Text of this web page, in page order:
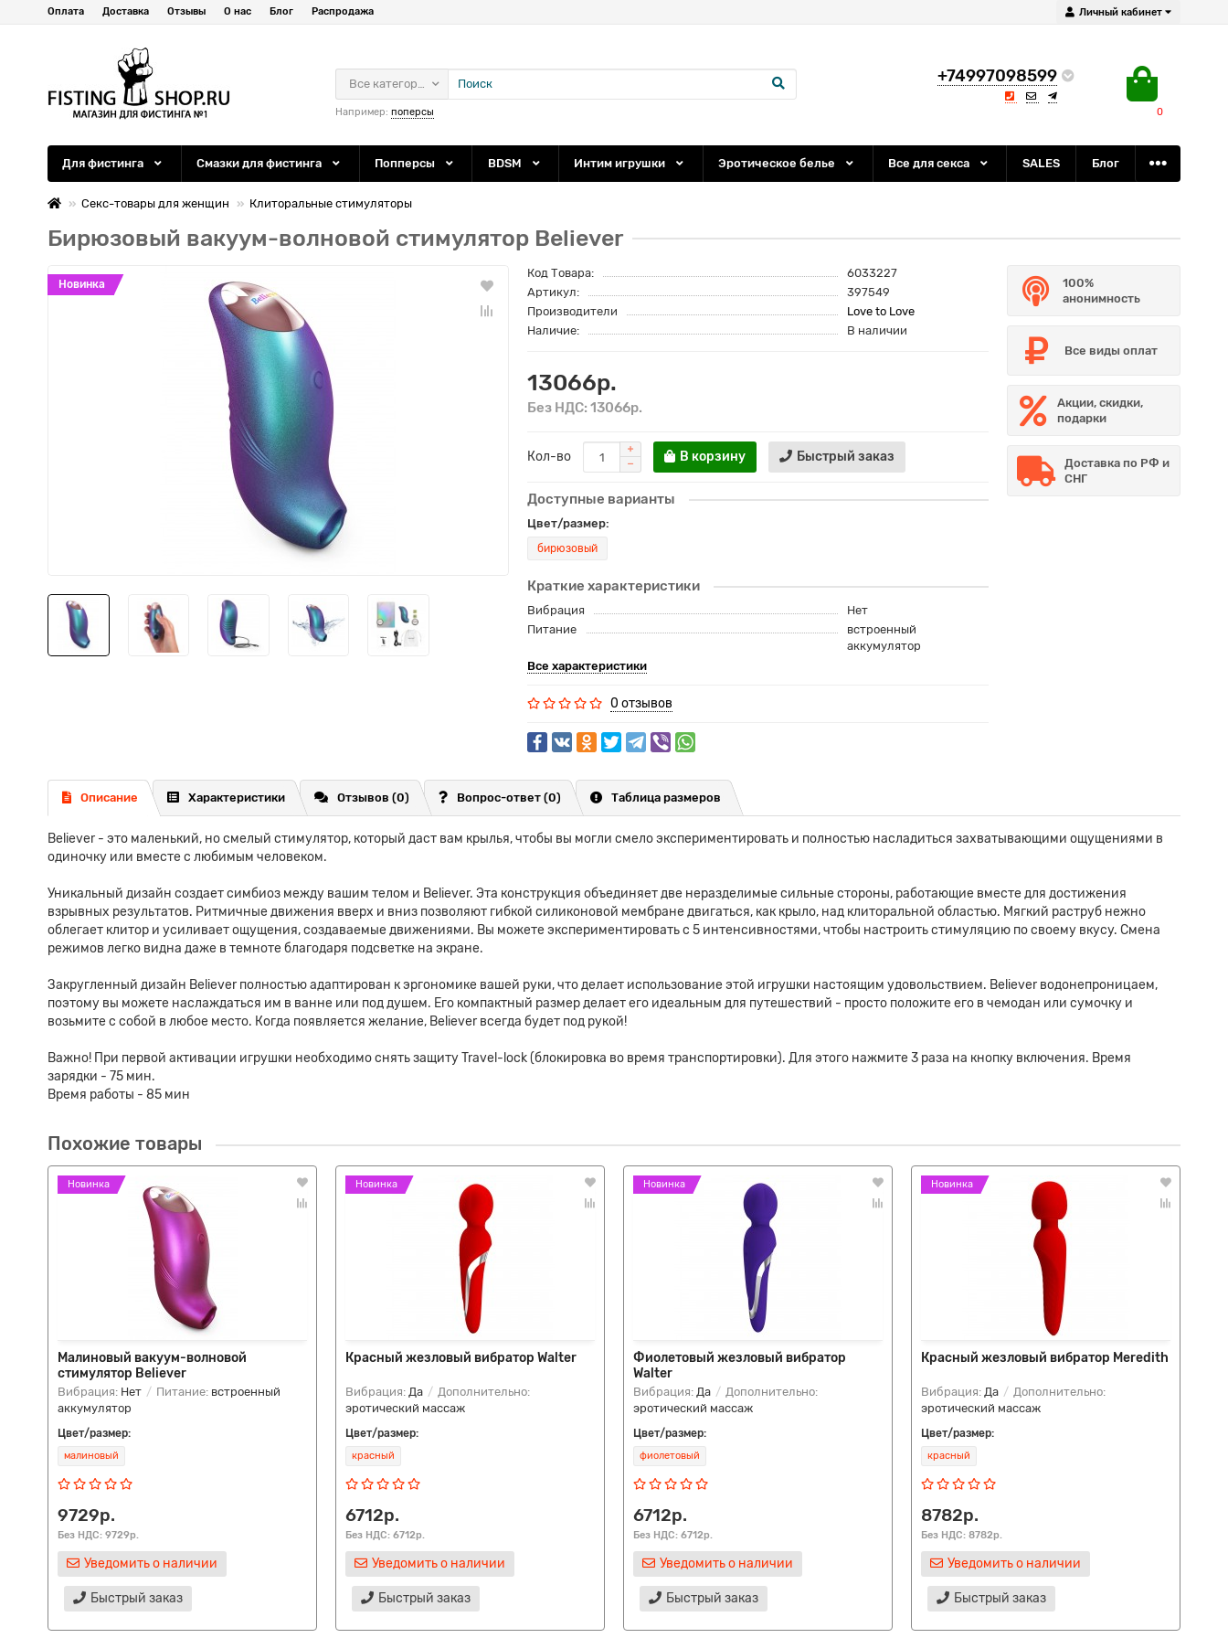
Личный кабинет
Оплата Доставка Отзывы О нас Блог Распродажа
+74997098599
0
Все категории
Например: поперсы
Для фистинга Смазки для фистинга Попперсы BDSM Интим игрушки Эротическое белье Все для секса SALES Блог
Секс-товары для женщин Клиторальные стимуляторы
Бирюзовый вакуум-волновой стимулятор Believer
Новинка
Код Товара:
6033227
Артикул:
397549
Производители
Love to Love
Наличие:
В наличии
13066р.
Без НДС: 13066р.
Кол-во В корзину Быстрый заказ
Доступные варианты
Цвет/размер:
бирюзовый
Краткие характеристики
Вибрация
Нет
Питание
встроенный
аккумулятор
Все характеристики
0 отзывов
100%
анонимность
Все виды оплат
Акции, скидки,
подарки
Доставка по РФ и
СНГ
Описание Характеристики Отзывов (0) Вопрос-ответ (0) Таблица размеров
Believer - это маленький, но смелый стимулятор, который даст вам крылья, чтобы вы могли смело экспериментировать и полностью насладиться захватывающими ощущениями в
одиночку или вместе с любимым человеком.
Уникальный дизайн создает симбиоз между вашим телом и Believer. Эта конструкция объединяет две неразделимые сильные стороны, работающие вместе для достижения
взрывных результатов. Ритмичные движения вверх и вниз позволяют гибкой силиконовой мембране двигаться, как крыло, над клиторальной областью. Мягкий раструб нежно
облегает клитор и усиливает ощущения, создаваемые движениями. Вы можете экспериментировать с 5 интенсивностями, чтобы настроить стимуляцию по своему вкусу. Смена
режимов легко видна даже в темноте благодаря подсветке на экране.
Закругленный дизайн Believer полностью адаптирован к эргономике вашей руки, что делает использование этой игрушки настоящим удовольствием. Believer водонепроницаем,
поэтому вы можете наслаждаться им в ванне или под душем. Его компактный размер делает его идеальным для путешествий - просто положите его в чемодан или сумочку и
возьмите с собой в любое место. Когда появляется желание, Believer всегда будет под рукой!
Важно! При первой активации игрушки необходимо снять защиту Travel-lock (блокировка во время транспортировки). Для этого нажмите 3 раза на кнопку включения. Время
зарядки - 75 мин.
Время работы - 85 мин
Похожие товары
Новинка
Малиновый вакуум-волновой
стимулятор Believer
Вибрация: Нет Питание: встроенный
аккумулятор
Цвет/размер:
малиновый
9729р.
Без НДС: 9729р.
Уведомить о наличии
Быстрый заказ
Новинка
Красный жезловый вибратор Walter
Вибрация: Да
Дополнительно:
эротический массаж
Цвет/размер:
красный
6712р.
Без НДС: 6712р.
Уведомить о наличии
Быстрый заказ
Новинка
Фиолетовый жезловый вибратор
Walter
Вибрация: Да
Дополнительно:
эротический массаж
Цвет/размер:
фиолетовый
6712р.
Без НДС: 6712р.
Уведомить о наличии
Быстрый заказ
Новинка
Красный жезловый вибратор Meredith
Вибрация: Да
Дополнительно:
эротический массаж
Цвет/размер:
красный
8782р.
Без НДС: 8782р.
Уведомить о наличии
Быстрый заказ